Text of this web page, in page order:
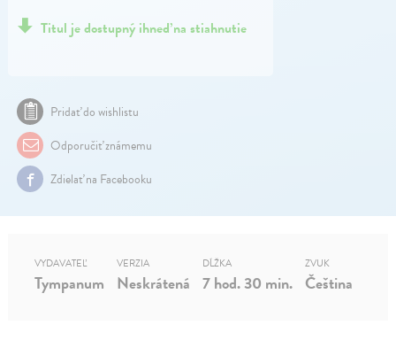
Titul je dostupný ihneď na stiahnutie
Pridať do wishlistu
Odporučiť známemu
Zdielať na Facebooku
VYDAVATEĽ
Tympanum
VERZIA
Neskrátená
DĹŽKA
7 hod. 30 min.
ZVUK
Čeština